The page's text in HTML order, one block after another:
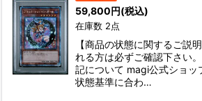
59,800円(税込)
在庫数 2点
【商品の状態に関するご説
れる方は必ずご確認下さい
記について magi公式ショッ
状態基準に合わ…